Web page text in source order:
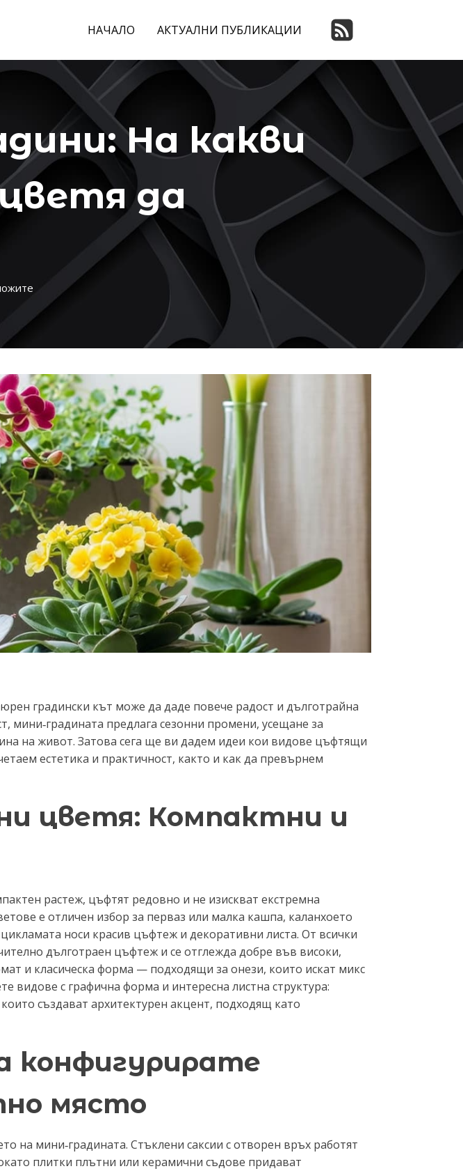
НАЧАЛО АКТУАЛНИ ПУБЛИКАЦИИ
На какви
да
градински кът може да даде повече радост и дълготрайна
мини‑градината предлага сезонни промени, усещане за
на живот. Затова сега ще ви дадем идеи кои видове цъфтящи
естетика и практичност, както и как да превърнем
цветя: Компактни и
растеж, цъфтят редовно и не изискват екстремна
е отличен избор за перваз или малка кашпа, каланхоето
носи красив цъфтеж и декоративни листа. От всички
дълготраен цъфтеж и се отглежда добре във високи,
и класическа форма — подходящи за онези, които искат микс
видове с графична форма и интересна листна структура:
създават архитектурен акцент, подходящ като
конфигурирате
място
на мини‑градината. Стъклени саксии с отворен връх работят
плитки плътни или керамични съдове придават